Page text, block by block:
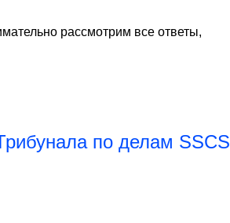
рассмотрим все ответы,
по делам SSCS